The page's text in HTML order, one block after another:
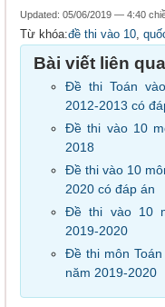
Updated: 05/06/2019 — 4:40
Từ khóa:đề thi vào 10,
Bài viết liên
Đề thi Toán
2012-2013 có
Đề thi vào 10
2018
Đề thi vào 10
2020 có đáp án
Đề thi vào 10
2019-2020
Đề thi môn
năm 2019-2020